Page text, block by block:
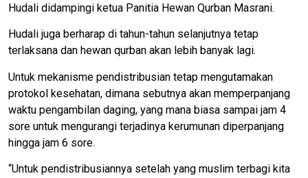
Hudali didampingi ketua Panitia Hewan Qurban Masrani.
Hudali juga berharap di tahun-tahun selanjutnya tetap
terlaksana dan hewan qurban akan lebih banyak lagi.
Untuk mekanisme pendistribusian tetap mengutamakan
protokol kesehatan, dimana sebutnya akan memperpanjang
waktu pengambilan daging, yang mana biasa sampai jam 4
sore untuk mengurangi terjadinya kerumunan diperpanjang
hingga jam 6 sore.
“Untuk pendistribusiannya setelah yang muslim terbagi kita